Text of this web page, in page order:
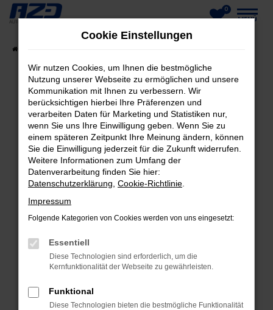
Zum
springen
0
MENÜ
FEHLER: NETWORK ERROR
Beim Laden ist ein Fehler aufgetreten.
Hier sind ein paar Tipps, die dir helfen können:
Überprüfe deine Firewall und deine
Internetverbindung.
Laden andere Webseiten, zum Beispiel deine
Suchmaschine?
Manche Erweiterungen, wie Werbeblocker,
können das Laden bestimmter Seiten
verhindern. Funktioniert die Seite in einem
anderen Browser oder in einem privaten
Fenster?
Cookie Einstellungen
Wir nutzen Cookies, um Ihnen die bestmögliche
Nutzung unserer Webseite zu ermöglichen und unsere
Kommunikation mit Ihnen zu verbessern. Wir
berücksichtigen hierbei Ihre Präferenzen und
verarbeiten Daten für Marketing und Statistiken nur,
wenn Sie uns Ihre Einwilligung geben. Wenn Sie zu
einem späteren Zeitpunkt Ihre Meinung ändern, können
Sie die Einwilligung jederzeit für die Zukunft widerrufen.
Weitere Informationen zum Umfang der
Datenverarbeitung finden Sie hier:
Datenschutzerklärung Cookie-Richtlinie
Impressum
Folgende Kategorien von Cookies werden von uns eingesetzt:
Essentiell
Diese Technologien sind erforderlich, um die
Kernfunktionalität der Webseite zu gewährleisten.
Funktional
Diese Technologien bieten die bestmögliche Funktionalität